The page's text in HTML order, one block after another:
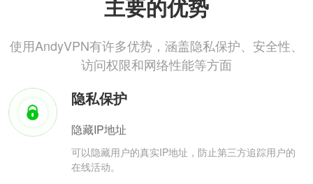
主要的优势
使用AndyVPN有许多优势，涵盖隐私保护、安全性、
访问权限和网络性能等方面
隐私保护
隐藏IP地址
可以隐藏用户的真实IP地址，防止第三方追踪用户的
在线活动。